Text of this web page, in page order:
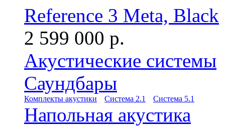
Reference 3 Meta, Black
2 599 000 р.
Акустические системы
Саундбары
Комплекты акустики Система 2.1 Система 5.1
Напольная акустика